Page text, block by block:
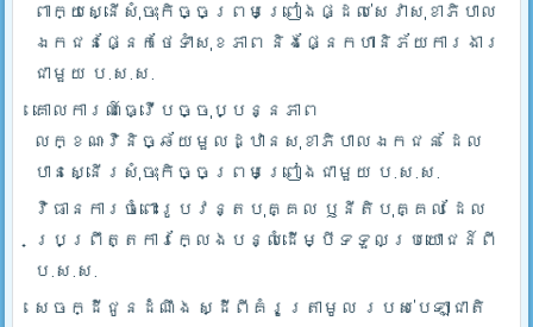
ពាក្យស្នើសុំចុះកិច្ចព្រមព្រៀងផ្ដល់សេវាសុខាភិបាល
ឯកជនផ្នែកថែទាំសុខភាព និងផ្នែកហានិភ័យការងារ
ជាមួយ ប.ស.ស.
គោលការណ៍ធ្វើបច្ចុប្បន្នភាព
លក្ខណៈវិនិច្ឆ័យមួលដ្ឋានសុខាភិបាលឯកជន ដែល
បានស្នើរសុំចុះកិច្ចព្រមព្រៀងជាមួយ ប.ស.ស.
វិធានការចំពោះរូបវន្តបុគ្គល ឫនីតិបុគ្គល ដែល
ប្រព្រឹត្តការក្លែងបន្លំដើម្បីទទួលប្រយោជន៍ពី
ប.ស.ស.
សេចក្ដីជូនដំណឹង ស្ដីពីគំរូត្រាមូល របស់បេឡាជាតិ